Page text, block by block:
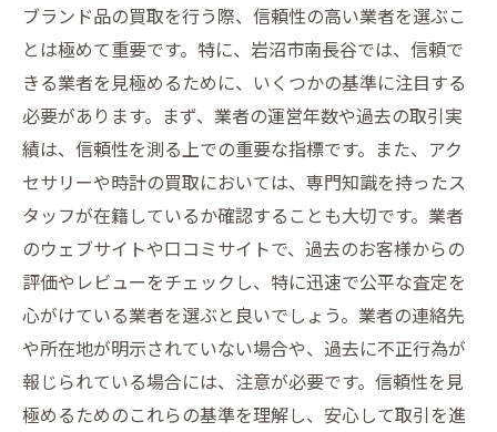
ブランド品の買取を行う際、信頼性の高い業者を選ぶこ
とは極めて重要です。特に、岩沼市南長谷では、信頼で
きる業者を見極めるために、いくつかの基準に注目する
必要があります。まず、業者の運営年数や過去の取引実
績は、信頼性を測る上での重要な指標です。また、アク
セサリーや時計の買取においては、専門知識を持ったス
タッフが在籍しているか確認することも大切です。業者
のウェブサイトや口コミサイトで、過去のお客様からの
評価やレビューをチェックし、特に迅速で公平な査定を
心がけている業者を選ぶと良いでしょう。業者の連絡先
や所在地が明示されていない場合や、過去に不正行為が
報じられている場合には、注意が必要です。信頼性を見
極めるためのこれらの基準を理解し、安心して取引を進